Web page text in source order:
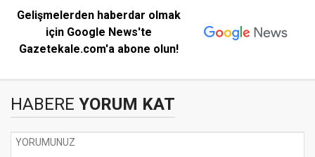
Gelişmelerden haberdar olmak
için Google News'te
Gazetekale.com'a abone olun!
HABERE YORUM KAT